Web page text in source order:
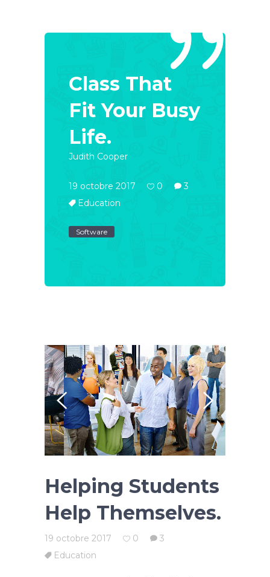
Class That
Fit Your Busy
Life.
Judith Cooper
19 octobre 2017 0
3
Education
Software
Helping Students
Help Themselves.
19 octobre 2017 0
3
Education